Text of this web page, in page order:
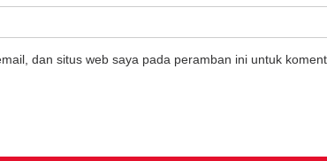
dan situs web saya pada peramban ini untuk